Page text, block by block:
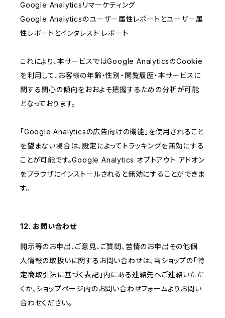
Google Analyticsリマーケティング
Google Analyticsのユーザー属性レポートとユーザー属
性レポートとインタレスト レポート
これにより、本サービスではGoogle AnalyticsのCookie
を利用して、お客様の年齢・性別・閲覧履歴・本サービスに
関する関心の傾向をおおよそ把握するための分析が可能
となっております。
「Google Analyticsの広告向けの機能」を使用されること
を望まない場合は、設定によってトラッキングを無効にする
ことが可能です。Google Analytics オプトアウト アドオン
をブラウザにインストールされると無効にすることができま
す。
12. お問い合わせ
開示等のお申出、ご意見、ご質問、苦情のお申出その他個
人情報の取扱いに関するお問い合わせは、当ショップの「特
定商取引法に基づく表記」内にある連絡先へご連絡いただ
くか、ショップページ内のお問い合わせフォームよりお問い
合わせください。